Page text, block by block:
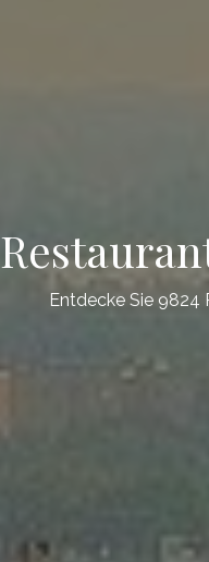
Entdecke Sie 9824